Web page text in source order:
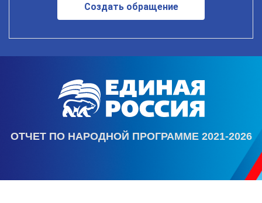
Создать обращение
ОТЧЕТ ПО НАРОДНОЙ ПРОГРАММЕ 2021-2026